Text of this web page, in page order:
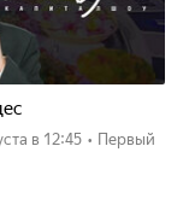
в 12:45 • Первый